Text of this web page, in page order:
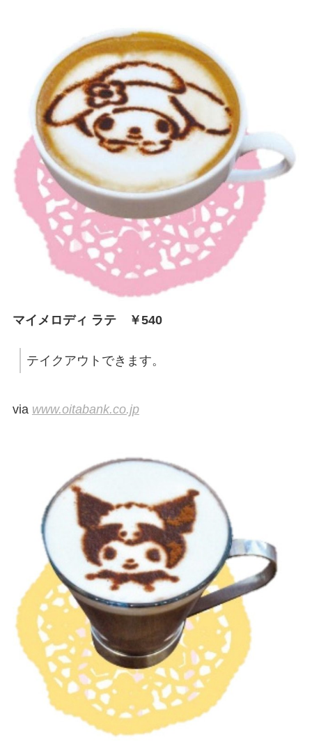
マイメロディ ラテ ￥540
テイクアウトできます。
via www.oitabank.co.jp